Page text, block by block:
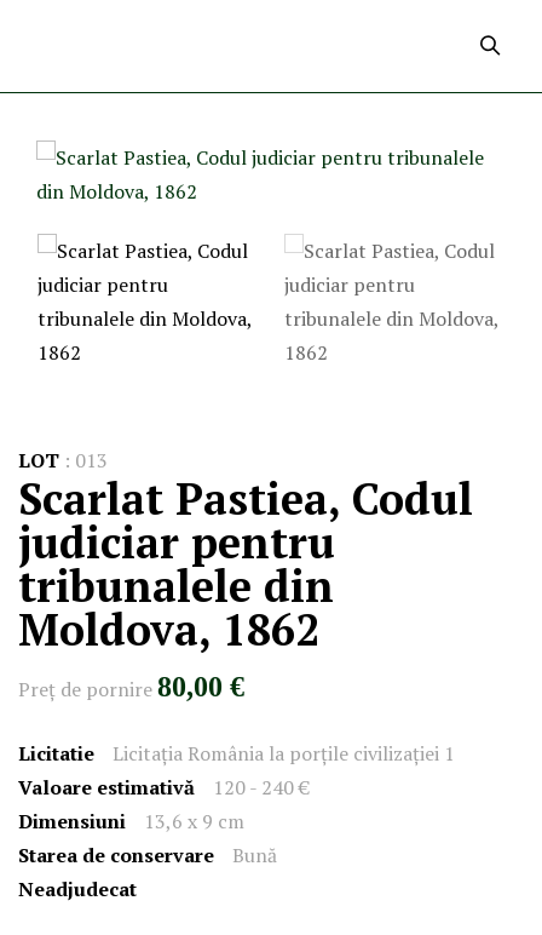
LOT : 013
Scarlat Pastiea, Codul
judiciar pentru
tribunalele din
Moldova, 1862
Preţ de pornire80,00 €
Licitatie
Licitația România la porțile civilizației 1
Valoare estimativă
120 - 240 €
Dimensiuni
13,6 x 9 cm
Starea de conservare
Bună
Neadjudecat